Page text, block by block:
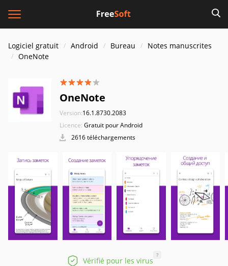
Logiciel gratuit Android Bureau
Notes manuscrites
OneNote
OneNote
Version:16.1.8730.2083
Licence: Gratuit pour Android
2616 téléchargements
Vérifié pour les virus
?